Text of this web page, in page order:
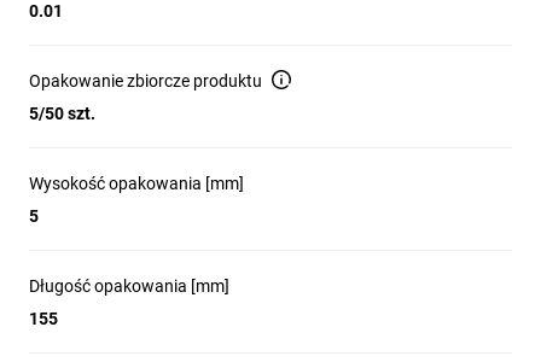
0.01
Opakowanie zbiorcze produktu
5/50 szt.
Wysokość opakowania [mm]
5
Długość opakowania [mm]
155